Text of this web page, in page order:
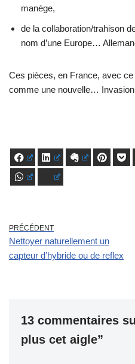
manège,
de la collaboration/trahison
nom d’une Europe…
Ces pièces, en France, avec
comme une nouvelle…
FacebookLinkedIn Evernote Pinterest
WhatsAppBluesky
PRÉCÉDENT
Nettoyer naturellement un
capteur d’hybride ou de reflex
13 commentaires
plus cet aigle”